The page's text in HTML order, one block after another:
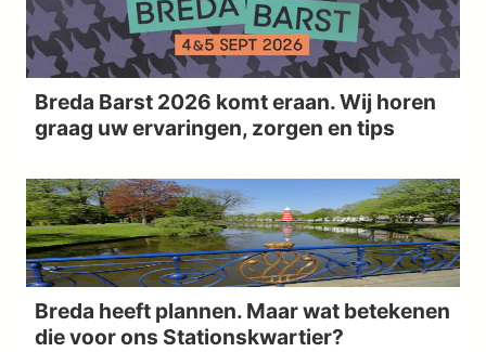
Breda Barst 2026 komt eraan. Wij horen
graag uw ervaringen, zorgen en tips
Breda heeft plannen. Maar wat betekenen
die voor ons Stationskwartier?